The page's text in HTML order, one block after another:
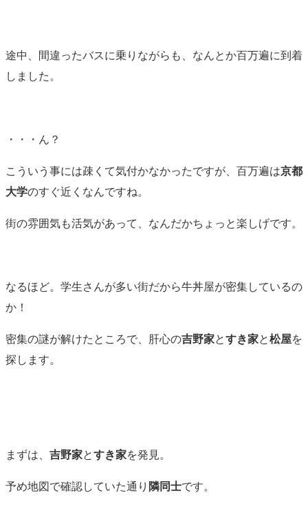
途中、間違ったバスに乗りながらも、なんとか百万遍に到着
しました。
・・・ん？
こういう事には疎くて気付かなかったですが、百万遍は京都
大学のすぐ近くなんですね。
街の雰囲気も活気があって、なんだかちょっと楽しげです。
なるほど。学生さんが多い街だから牛丼屋が密集しているの
か！
密集の謎が解けたところで、肝心の吉野家とすき家と松屋を
探します。
まずは、 吉野家とすき家を発見。
予め地図で確認していた通り 隣同士です。